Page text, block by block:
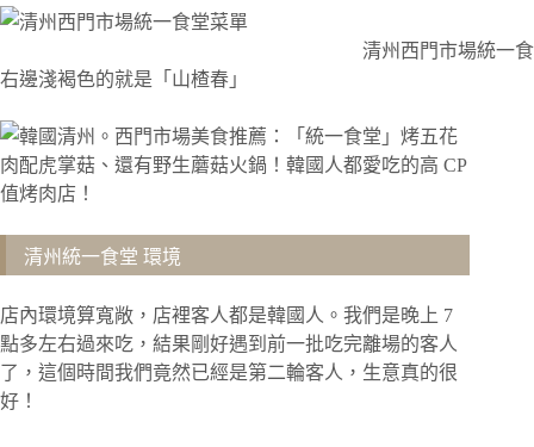
清州西門市場統一
右邊淺褐色的就是「山楂春」
清州統一食堂 環境
店內環境算寬敞，店裡客人都是韓國人。我們是晚上 7
點多左右過來吃，結果剛好遇到前一批吃完離場的客人
了，這個時間我們竟然已經是第二輪客人，生意真的很
好！